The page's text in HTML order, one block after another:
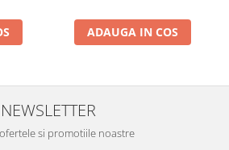
ADAUGA IN COS
NEWSLETTER
si promotiile noastre